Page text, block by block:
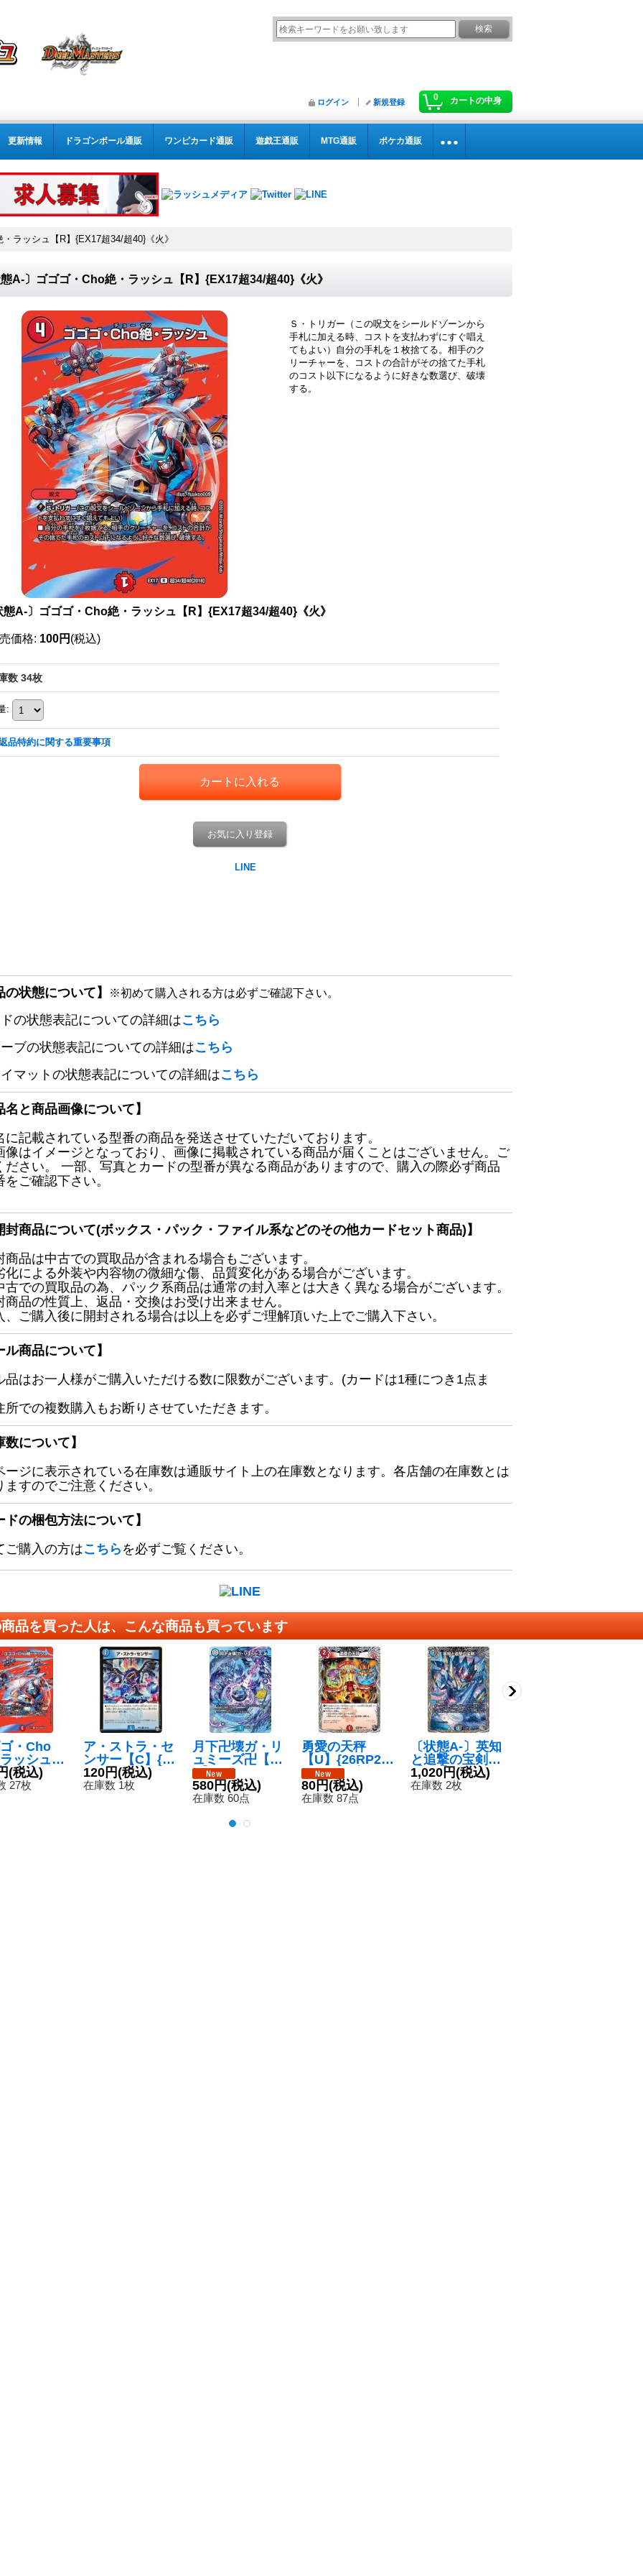
0 カートの中身
ログイン 新規登録
更新情報 ドラゴンボール通販 ワンピカード通販 遊戯王通販 MTG通販 ポケカ通販
ラッシュ【R】{EX17超34/超40}《火》
A-〕ゴゴゴ・Cho絶・ラッシュ【R】{EX17超34/超40}《火》
Ｓ・トリガー（この呪文をシールドゾーンから
手札に加える時、コストを支払わずにすぐ唱え
てもよい）自分の手札を１枚捨てる。相手のク
リーチャーを、コストの合計がその捨てた手札
のコスト以下になるように好きな数選び、破壊
する。
態A-〕ゴゴゴ・Cho絶・ラッシュ【R】{EX17超34/超40}《火》
価格: 100円 (税込)
数 34枚
:
品特約に関する重要事項
お気に入り登録
の状態について】 ※初めて購入される方は必ずご確認下さい。
の状態表記についての詳細はこちら
ブの状態表記についての詳細はこちら
マットの状態表記についての詳細はこちら
名と商品画像について】
に記載されている型番の商品を発送させていただいております。
像はイメージとなっており、画像に掲載されている商品が届くことはございません。ご
ださい。 一部、写真とカードの型番が異なる商品がありますので、購入の際必ず商品
をご確認下さい。
封商品について(ボックス・パック・ファイル系などのその他カードセット商品)】
商品は中古での買取品が含まれる場合もございます。
化による外装や内容物の微細な傷、品質変化がある場合がございます。
古での買取品の為、パック系商品は通常の封入率とは大きく異なる場合がございます。
商品の性質上、返品・交換はお受け出来ません。
、ご購入後に開封される場合は以上を必ずご理解頂いた上でご購入下さい。
ル商品について】
品はお一人様がご購入いただける数に限数がございます。(カードは1種につき1点ま
所での複数購入もお断りさせていただきます。
数について】
ージに表示されている在庫数は通販サイト上の在庫数となります。各店舗の在庫数とは
ますのでご注意ください。
ドの梱包方法について】
ご購入の方はこちら を必ずご覧ください。
品を買った人は、こんな商品も買っています
・Cho
ッシュ
{EX17超3
《火》
(税込)
27枚
ア・ストラ・セ
ンサー【C】{R
P0980/102}
《水》
120円(税込)
在庫数 1枚
月下卍壊ガ・リ
ュミーズ卍【S
R】{26SD1D1
☆/13}《水》
580円(税込)
在庫数 60点
勇愛の天秤
【U】{26RP2T
7/T10}《火》
80円(税込)
在庫数 87点
〔状態A-〕英知
と追撃の宝剣
【SR】{23RP4
TR4/TR9}
1,020円(税込)
在庫数 2枚